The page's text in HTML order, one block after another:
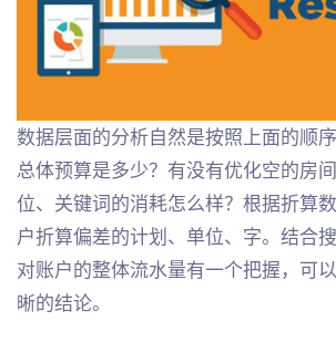
数据层面的分析自然是按照上面的顺
总体预算是多少？有没有优化空的房
位、关键词的消耗怎么样？根据折算
户折算偏差的计划、单位、字。结合
对账户的整体流水量有一个把握，可
晰的结论。